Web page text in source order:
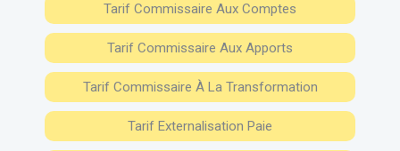
Tarif Commissaire Aux Comptes
Tarif Commissaire Aux Apports
Tarif Commissaire À La Transformation
Tarif Externalisation Paie